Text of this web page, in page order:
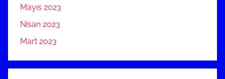
Mayıs 2023
Nisan 2023
Mart 2023